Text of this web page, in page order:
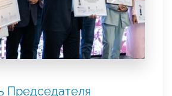
Председателя